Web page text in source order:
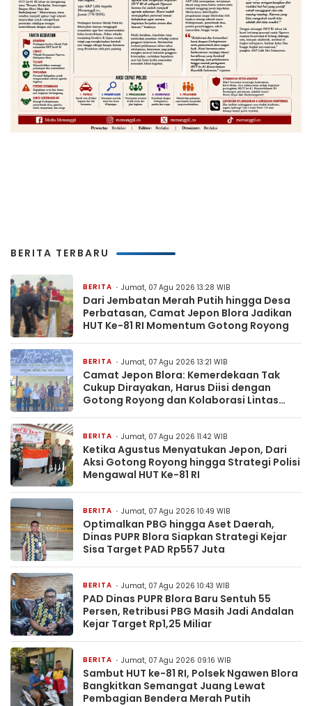
BERITA TERBARU
BERITA Jumat, 07 Agu 2026 13:28 WIB
Dari Jembatan Merah Putih hingga Desa
Perbatasan, Camat Jepon Blora Jadikan
HUT Ke-81 RI Momentum Gotong Royong
BERITA Jumat, 07 Agu 2026 13:21 WIB
Camat Jepon Blora: Kemerdekaan Tak
Cukup Dirayakan, Harus Diisi dengan
Gotong Royong dan Kolaborasi Lintas
BERITA Jumat, 07 Agu 2026 11:42 WIB
Ketika Agustus Menyatukan Jepon, Dari
Aksi Gotong Royong hingga Strategi Polisi
Mengawal HUT Ke-81 RI
BERITA Jumat, 07 Agu 2026 10:49 WIB
Optimalkan PBG hingga Aset Daerah,
Dinas PUPR Blora Siapkan Strategi Kejar
Sisa Target PAD Rp557 Juta
BERITA Jumat, 07 Agu 2026 10:43 WIB
PAD Dinas PUPR Blora Baru Sentuh 55
Persen, Retribusi PBG Masih Jadi Andalan
Kejar Target Rp1,25 Miliar
BERITA Jumat, 07 Agu 2026 09:16 WIB
Sambut HUT ke-81 RI, Polsek Ngawen Blora
Bangkitkan Semangat Juang Lewat
Pembagian Bendera Merah Putih